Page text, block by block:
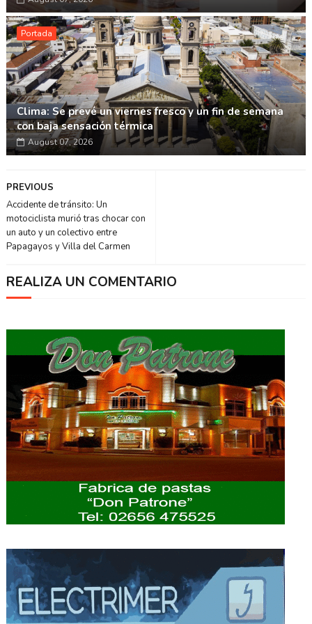
Portada
Clima: Se prevé un viernes fresco y un fin de semana
con baja sensación térmica
August 07, 2026
PREVIOUS
Accidente de tránsito: Un
motociclista murió tras chocar con
un auto y un colectivo entre
Papagayos y Villa del Carmen
REALIZA UN COMENTARIO